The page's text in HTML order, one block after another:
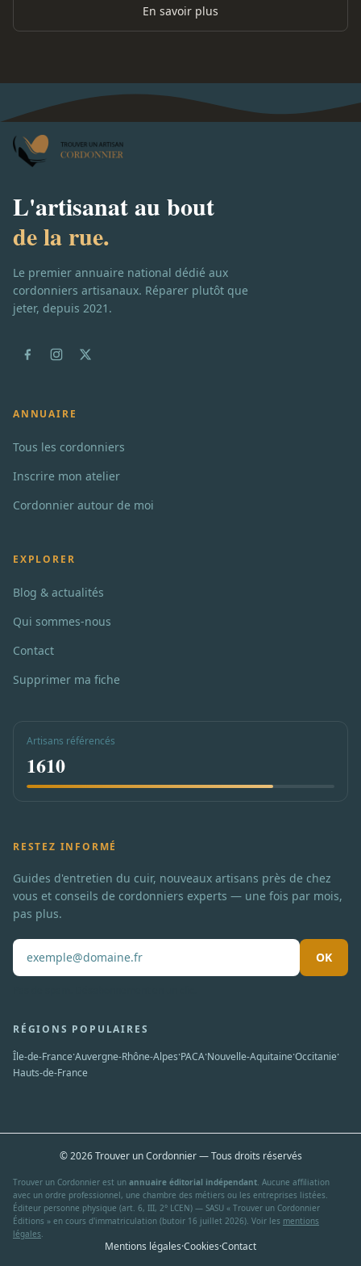
En savoir plus
L'artisanat au bout
de la rue.
Le premier annuaire national dédié aux
cordonniers artisanaux. Réparer plutôt que
jeter, depuis 2021.
ANNUAIRE
Tous les cordonniers
Inscrire mon atelier
Cordonnier autour de moi
EXPLORER
Blog & actualités
Qui sommes-nous
Contact
Supprimer ma fiche
Artisans référencés
1610
RESTEZ INFORMÉ
Guides d'entretien du cuir, nouveaux artisans près de chez
vous et conseils de cordonniers experts — une fois par mois,
pas plus.
OK
RÉGIONS POPULAIRES
Île-de-France·Auvergne-Rhône-Alpes·PACA·Nouvelle-Aquitaine·Occitanie·
Hauts-de-France
© 2026 Trouver un Cordonnier — Tous droits réservés
Trouver un Cordonnier est un annuaire éditorial indépendant. Aucune affiliation
avec un ordre professionnel, une chambre des métiers ou les entreprises listées.
Éditeur personne physique (art. 6, III, 2° LCEN) — SASU « Trouver un Cordonnier
Éditions » en cours d'immatriculation (butoir 16 juillet 2026). Voir les mentions
légales.
Mentions légales·Cookies·Contact